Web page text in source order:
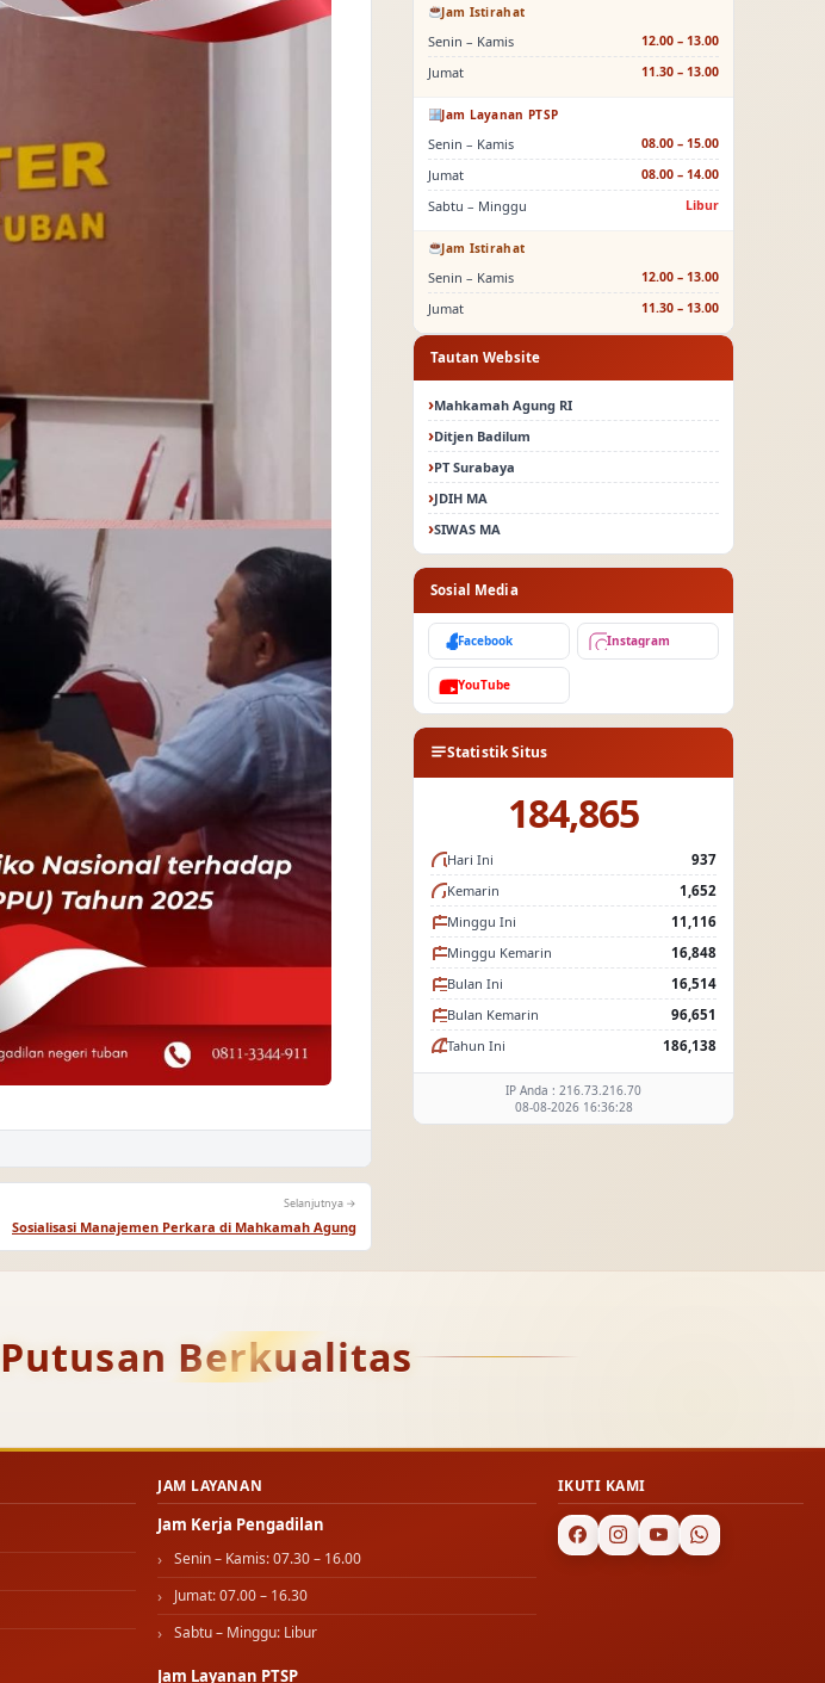
Selanjutnya →
Sosialisasi Manajemen Perkara di Mahkamah Agung
Jam Istirahat
Senin – Kamis 12.00 – 13.00
Jumat 11.30 – 13.00
Jam Layanan PTSP
Senin – Kamis 08.00 – 15.00
Jumat 08.00 – 14.00
Sabtu – Minggu Libur
Jam Istirahat
Senin – Kamis 12.00 – 13.00
Jumat 11.30 – 13.00
Tautan Website
Mahkamah Agung RI
Ditjen Badilum
PT Surabaya
JDIH MA
SIWAS MA
Sosial Media
Facebook Instagram
YouTube
Statistik Situs
184,865
Hari Ini
937
Kemarin
1,652
Minggu Ini
11,116
Minggu Kemarin
16,848
Bulan Ini
16,514
Bulan Kemarin
96,651
Tahun Ini
186,138
IP Anda : 216.73.216.70
08-08-2026 16:36:28
Berkualitas
JAM LAYANAN
Jam Kerja Pengadilan
Senin – Kamis: 07.30 – 16.00
Jumat: 07.00 – 16.30
Sabtu – Minggu: Libur
Jam Layanan PTSP
IKUTI KAMI